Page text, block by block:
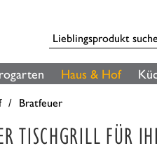
Haus & Hof
Bratfeuer
TISCHGRILL FÜR